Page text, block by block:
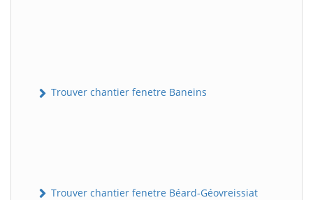
Trouver chantier fenetre Baneins
Trouver chantier fenetre Béard-Géovreissiat